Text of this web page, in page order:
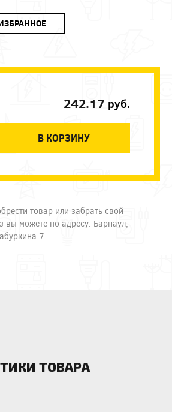
242.17 руб.
В КОРЗИНУ
товар или забрать свой
вы можете по адресу: Барнаул,
7
ТОВАРА